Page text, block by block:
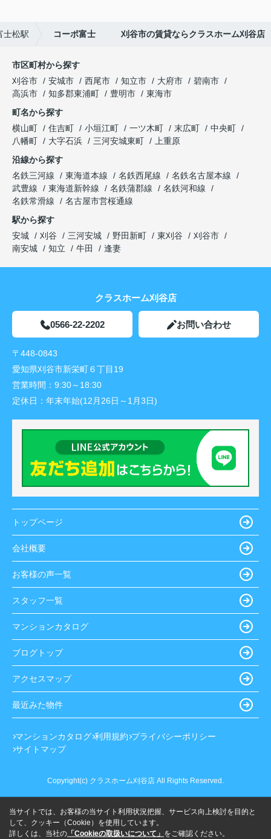
士松駅 コーポ富士 刈谷市の賃貸ならクラスホーム刈谷店
市区町村から探す
刈谷市
安城市 西尾市 知立市 大府市
碧南市
高浜市
知多郡東浦町 豊明市
東海市
町名から探す
横山町
住吉町 小垣江町 一ツ木町 末広町
中央町
八幡町
大字石浜 三河安城東町
上重原
沿線から探す
名鉄三河線
東海道本線 名鉄西尾線
名鉄名古屋本線
武豊線
東海道新幹線 名鉄蒲郡線
名鉄河和線
名鉄常滑線
名古屋市営桜通線
駅から探す
安城
刈谷 三河安城 野田新町 東刈谷
刈谷市
南安城
知立 牛田 逢妻
クラスホーム刈谷店
0566-22-2202 お問い合わせ
〒448-0843
愛知県刈谷市新栄町６丁目19
営業時間： 9:30～18:30
定休日： 年末年始(12月26日～1月3日)
トップページ
会社概要
お客様の声一覧
スタッフ一覧
マンションカタログ
ブログトップ
アクセスマップ
最近みた物件
マンションカタログ 利用規約 プライバシーポリシー
サイトマップ
Copyright(c) クラスホーム刈谷店 All Rights Reserved.
当サイトでは、お客様の当サイト利用状況把握、サービス向上検討を目的と
して、クッキー（Cookie）を使用しています。
詳しくは、当社の 「Cookieの取扱いについて」 をご確認ください。